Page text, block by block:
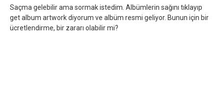
Saçma gelebilir ama sormak istedim. Albümlerin sağını tıklayıp
get album artwork diyorum ve albüm resmi geliyor. Bunun için bir
ücretlendirme, bir zararı olabilir mi?